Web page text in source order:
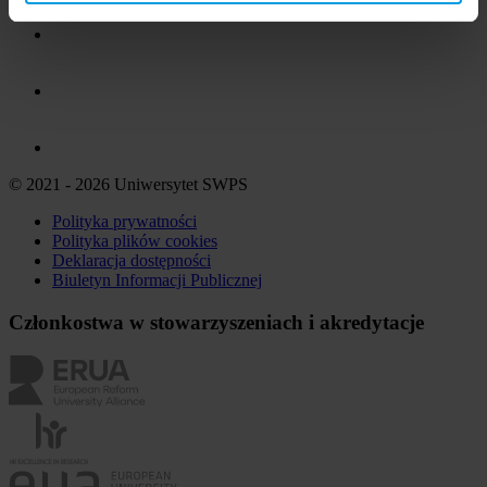
© 2021 - 2026 Uniwersytet SWPS
Polityka prywatności
Polityka plików cookies
Deklaracja dostępności
Biuletyn Informacji Publicznej
Członkostwa w stowarzyszeniach i akredytacje